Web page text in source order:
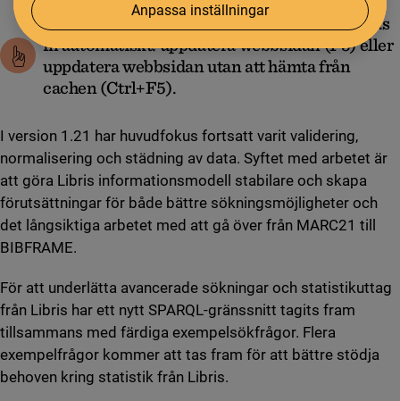
Anpassa inställningar
Vid händelse att den nya versionen inte laddas
in automatiskt: uppdatera webbsidan (F5) eller
uppdatera webbsidan utan att hämta från
cachen (Ctrl+F5).
I version 1.21 har huvudfokus fortsatt varit validering,
normalisering och städning av data. Syftet med arbetet är
att göra Libris informationsmodell stabilare och skapa
förutsättningar för både bättre sökningsmöjligheter och
det långsiktiga arbetet med att gå över från MARC21 till
BIBFRAME.
För att underlätta avancerade sökningar och statistikuttag
från Libris har ett nytt SPARQL-gränssnitt tagits fram
tillsammans med färdiga exempelsökfrågor. Flera
exempelfrågor kommer att tas fram för att bättre stödja
behoven kring statistik från Libris.